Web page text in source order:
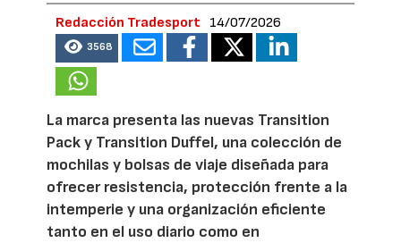
Redacción Tradesport 14/07/2026
3568
La marca presenta las nuevas Transition
Pack y Transition Duffel, una colección de
mochilas y bolsas de viaje diseñada para
ofrecer resistencia, protección frente a la
intemperie y una organización eficiente
tanto en el uso diario como en